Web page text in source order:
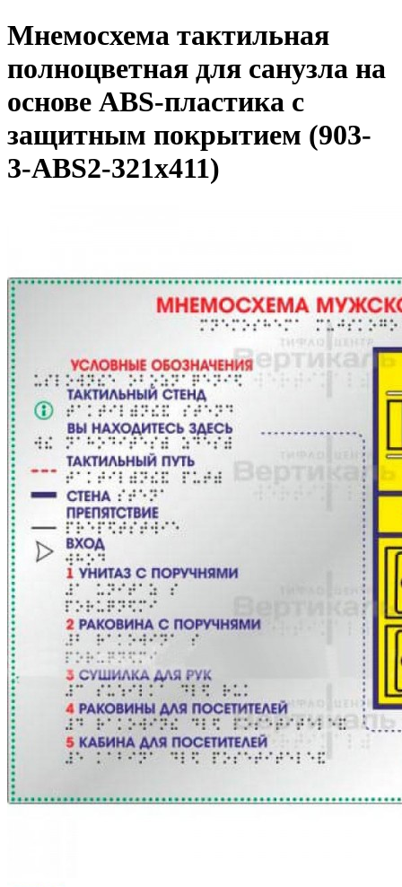
Мнемосхема тактильная
полноцветная для санузла на
основе ABS-пластика с
защитным покрытием (903-
3-ABS2-321x411)